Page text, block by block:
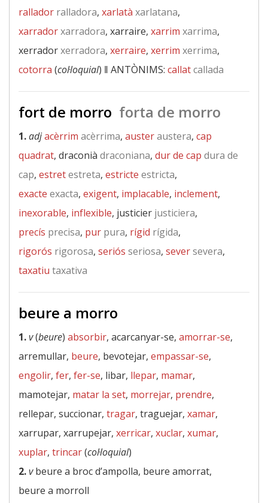
rallador ralladora, xarlatà xarlatana,
xarradorxarradora, xarraire, xarrim xarrima,
xerradorxerradora, xerraire, xerrim xerrima,
cotorra (col·loquial) ‖ ANTÒNIMS: callatcallada
fort de morro forta de morro
1.adjacèrrim acèrrima, austeraustera, cap
quadrat, draconià draconiana, dur de cap dura de
cap, estretestreta, estricte estricta,
exacte exacta, exigent, implacable, inclement,
inexorable, inflexible, justicier justiciera,
precís precisa, pur pura, rígid rígida,
rigorós rigorosa, seriós seriosa, seversevera,
taxatiu taxativa
beure a morro
1.v(beure) absorbir, acarcanyar-se, amorrar-se,
arremullar, beure, bevotejar, empassar-se,
engolir, fer, fer-se, libar, llepar, mamar,
mamotejar, matar la set, morrejar, prendre,
rellepar, succionar, tragar, traguejar, xamar,
xarrupar, xarrupejar, xerricar, xuclar, xumar,
xuplar, trincar(col·loquial)
2.vbeure a broc d’ampolla, beure amorrat,
beure a morroll